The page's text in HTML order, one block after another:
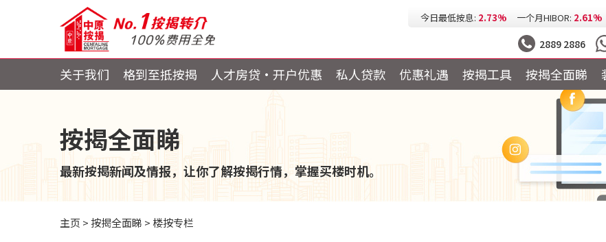
今日最低按息: 2.73% 一个月HIBOR: 2.61%
今日最低H按: 3.25%
2889 2886
关于我们 格到至抵按揭 人才房贷・开户优惠 私人贷款 优惠礼遇 按揭工具 按揭全面睇
按揭全面睇
最新按揭新闻及情报，让你了解按揭行情，掌握买楼时机。
主页 >按揭全面睇 > 楼按专栏